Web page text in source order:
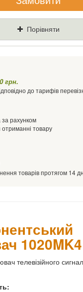
товар дешевше
подаруємо % від
знайшли (Url
Порівняти
грн.
до тарифів
за рахунком
отриманні товару
товарів протягом 14
1020MK4
телевізійного